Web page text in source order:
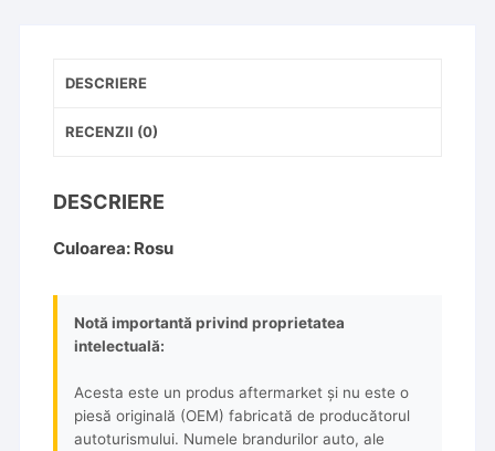
DESCRIERE
RECENZII (0)
DESCRIERE
Culoarea: Rosu
Notă importantă privind proprietatea
intelectuală:
Acesta este un produs aftermarket și nu este o
piesă originală (OEM) fabricată de producătorul
autoturismului. Numele brandurilor auto, ale